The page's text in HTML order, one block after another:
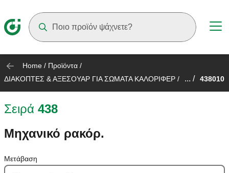
Home / Προϊόντα /
ΔΙΑΚΟΠΤΕΣ & ΑΞΕΣΟΥΑΡ ΓΙΑ ΣΩΜΑΤΑ ΚΑΛΟΡΙΦΕΡ / ... / 438010
Σειρά 438
Μηχανικό ρακόρ.
Μετάβαση